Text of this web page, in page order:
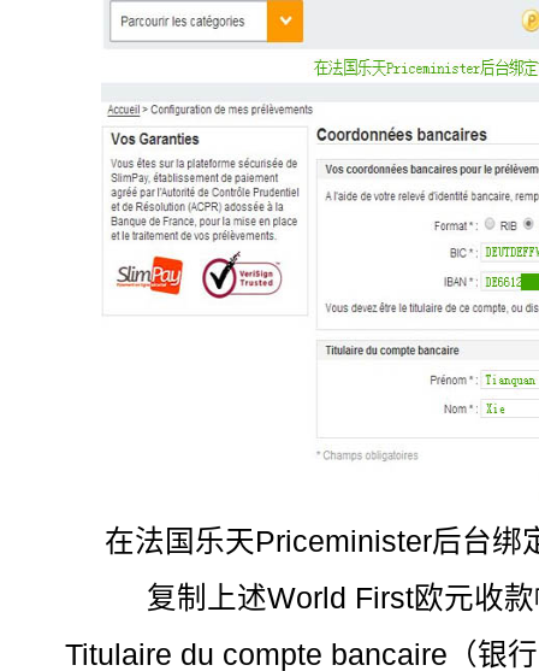
在法国乐天Priceminister后台绑
复制上述World First欧元收
Titulaire du compte bancaire（银